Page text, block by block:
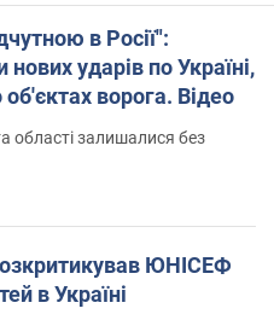
в Росії":
ударів по Україні,
ворога. Відео
області залишалися без
ЮНІСЕФ
в Україні